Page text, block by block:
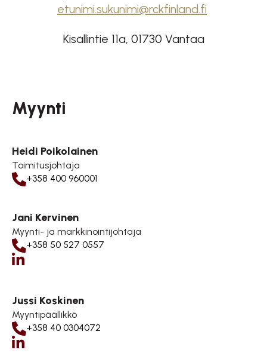
etunimi.sukunimi@rckfinland.fi
Kisällintie 11a, 01730 Vantaa
Myynti
Heidi Poikolainen
Toimitusjohtaja
+358 400 960001
Jani Kervinen
Myynti- ja markkinointijohtaja
+358 50 527 0557
Jussi Koskinen
Myyntipäällikkö
+358 40 0304072